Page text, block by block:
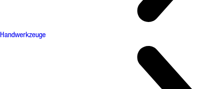
Handwerkzeuge